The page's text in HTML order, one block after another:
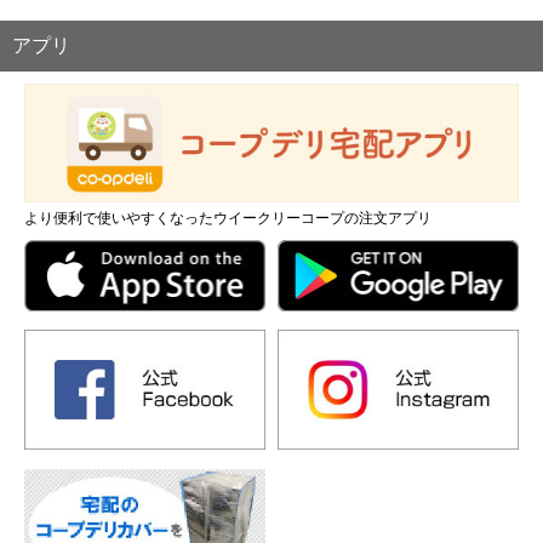
アプリ
より便利で使いやすくなったウイークリーコープの注文アプリ